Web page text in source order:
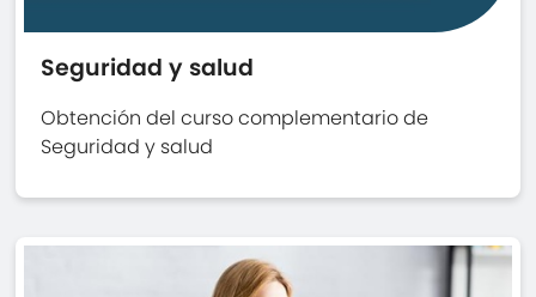
Seguridad y salud
Obtención del curso complementario de
Seguridad y salud